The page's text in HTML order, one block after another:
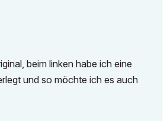
beim linken habe ich eine
und so möchte ich es auch